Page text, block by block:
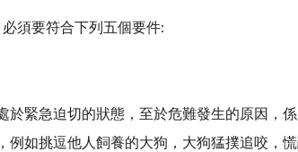
須要符合下列五個要件:
於緊急迫切的狀態，至於危難發生的原因，
例如挑逗他人飼養的大狗，大狗猛撲追咬，